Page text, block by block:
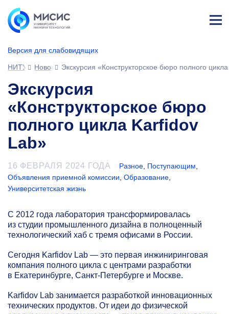
Версия для слабовидящих
ине
НИТУ МИСИС
НовостиЭкскурсия «Конструкторское бюро полного
Экскурсия
«Конструкторское бюро
полного цикла Karfidov
Lab»
16 ФЕВРАЛЯ 2024 ГОДА Разное Поступающим
Объявления приемной комиссии Образование
Университетская жизнь
С 2012 года лаборатория трансформировалась
из студии промышленного дизайна в полноценный
технологический хаб с тремя офисами в России.
Сегодня Karfidov Lab — это первая инжиниринговая
компания полного цикла с центрами разработки
в Екатеринбурге, Санкт-Петербурге и Москве.
Karfidov Lab занимается разработкой инновационных
технических продуктов. От идеи до физической